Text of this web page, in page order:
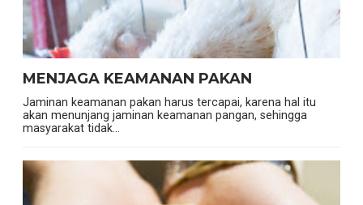
MENJAGA KEAMANAN PAKAN
Jaminan keamanan pakan harus tercapai, karena hal itu
akan menunjang jaminan keamanan pangan, sehingga
masyarakat tidak...